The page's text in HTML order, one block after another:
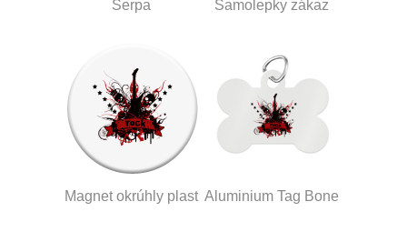
Šerpa Samolepky zákaz
Magnet okrúhly plast Aluminium Tag Bone